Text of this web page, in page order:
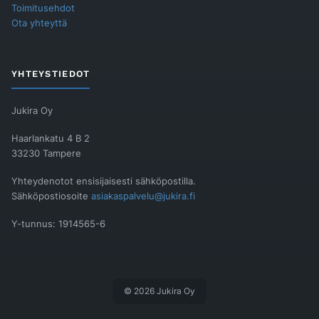
Toimitusehdot
Ota yhteyttä
YHTEYSTIEDOT
Jukira Oy
Haarlankatu 4 B 2
33230 Tampere
Yhteydenotot ensisijaisesti sähköpostilla.
Sähköpostiosoite asiakaspalvelu@jukira.fi
Y-tunnus: 1914565-6
© 2026 Jukira Oy